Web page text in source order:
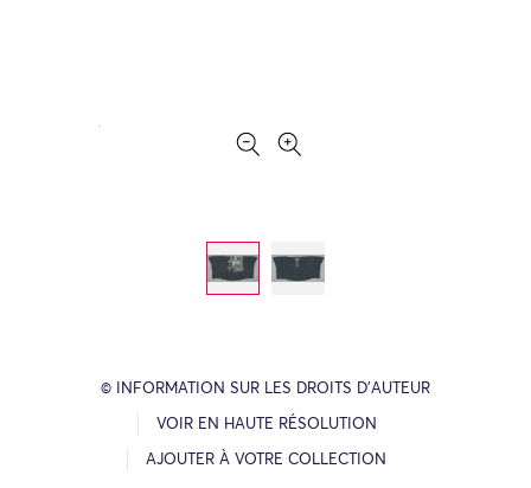
© INFORMATION SUR LES DROITS D’AUTEUR
VOIR EN HAUTE RÉSOLUTION
AJOUTER À VOTRE COLLECTION